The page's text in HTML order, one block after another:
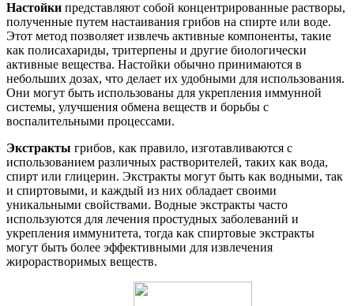
Настойки представляют собой концентрированные растворы,
полученные путем настаивания грибов на спирте или воде.
Этот метод позволяет извлечь активные компоненты, такие
как полисахариды, тритерпены и другие биологически
активные вещества. Настойки обычно принимаются в
небольших дозах, что делает их удобными для использования.
Они могут быть использованы для укрепления иммунной
системы, улучшения обмена веществ и борьбы с
воспалительными процессами.
Экстракты грибов, как правило, изготавливаются с
использованием различных растворителей, таких как вода,
спирт или глицерин. Экстракты могут быть как водными, так
и спиртовыми, и каждый из них обладает своими
уникальными свойствами. Водные экстракты часто
используются для лечения простудных заболеваний и
укрепления иммунитета, тогда как спиртовые экстракты
могут быть более эффективными для извлечения
жирорастворимых веществ.